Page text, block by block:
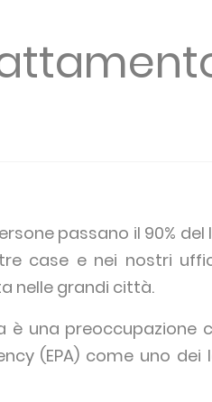
passano il 90%
case e nei nostri
nelle grandi città.
è una preoccupazione
(EPA) come uno dei